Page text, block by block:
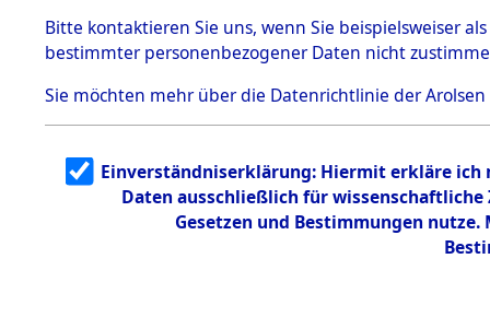
5.3.1 Alliierte
Erhebungen
zu
Todesmärsch
en
5.3.2
g
5.3.3
Todesmärsch
Bitte kontaktieren Sie uns, wenn Sie beispielsweiser
bestimmter personenbezogener Daten nicht
Sie möchten mehr über die Datenrichtlinie der Arolsen
Einverständniserklärung: Hiermit erkläre ich
Daten ausschließlich für
Gesetzen und Bestimmungen